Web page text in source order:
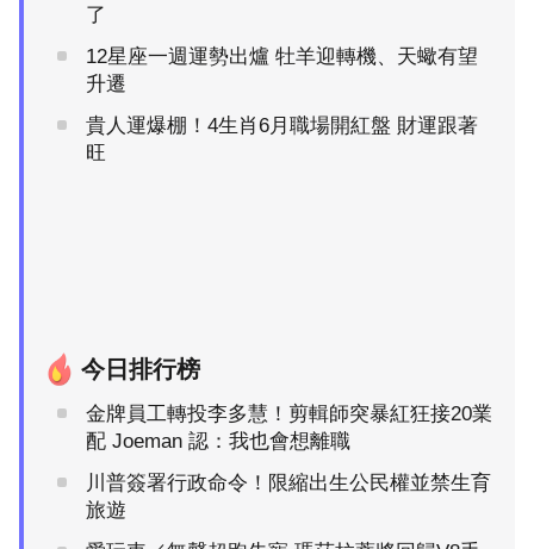
了
12星座一週運勢出爐 牡羊迎轉機、天蠍有望
升遷
貴人運爆棚！4生肖6月職場開紅盤 財運跟著
旺
今日排行榜
金牌員工轉投李多慧！剪輯師突暴紅狂接20業
配 Joeman 認：我也會想離職
川普簽署行政命令！限縮出生公民權並禁生育
旅遊